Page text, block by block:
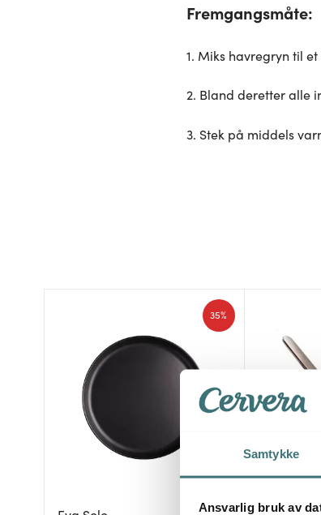
Samtykke
Ansvarlig bruk av
Fremgangsmåte:
1. Miks havregryn til
2. Bland deretter alle
3. Stek på middels
35%